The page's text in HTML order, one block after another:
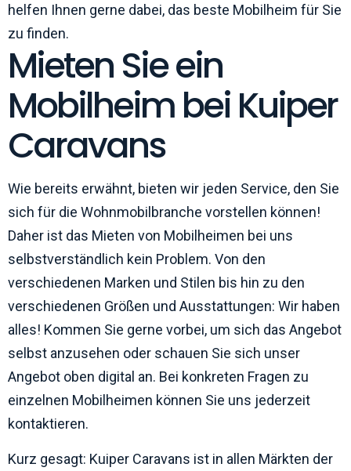
helfen Ihnen gerne dabei, das beste Mobilheim für Sie
zu finden.
Mieten Sie ein
Mobilheim bei Kuiper
Caravans
Wie bereits erwähnt, bieten wir jeden Service, den Sie
sich für die Wohnmobilbranche vorstellen können!
Daher ist das Mieten von Mobilheimen bei uns
selbstverständlich kein Problem. Von den
verschiedenen Marken und Stilen bis hin zu den
verschiedenen Größen und Ausstattungen: Wir haben
alles! Kommen Sie gerne vorbei, um sich das Angebot
selbst anzusehen oder schauen Sie sich unser
Angebot oben digital an. Bei konkreten Fragen zu
einzelnen Mobilheimen können Sie uns jederzeit
kontaktieren.
Kurz gesagt: Kuiper Caravans ist in allen Märkten der